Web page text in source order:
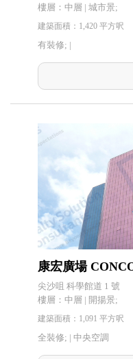
樓層：中層 | 城市景;
建築面積：1,420 平方呎
有裝修; |
康宏廣場
尖沙咀 科學館道 1 號
樓層：中層 | 開揚景;
建築面積：1,091 平方呎
全裝修; | 中央空調